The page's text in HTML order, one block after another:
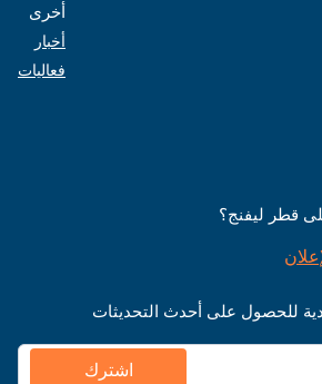
أخرى
أخبار
فعاليات
قطر ليفنج؟
للحصول على أحدث التحديثات
اشترك